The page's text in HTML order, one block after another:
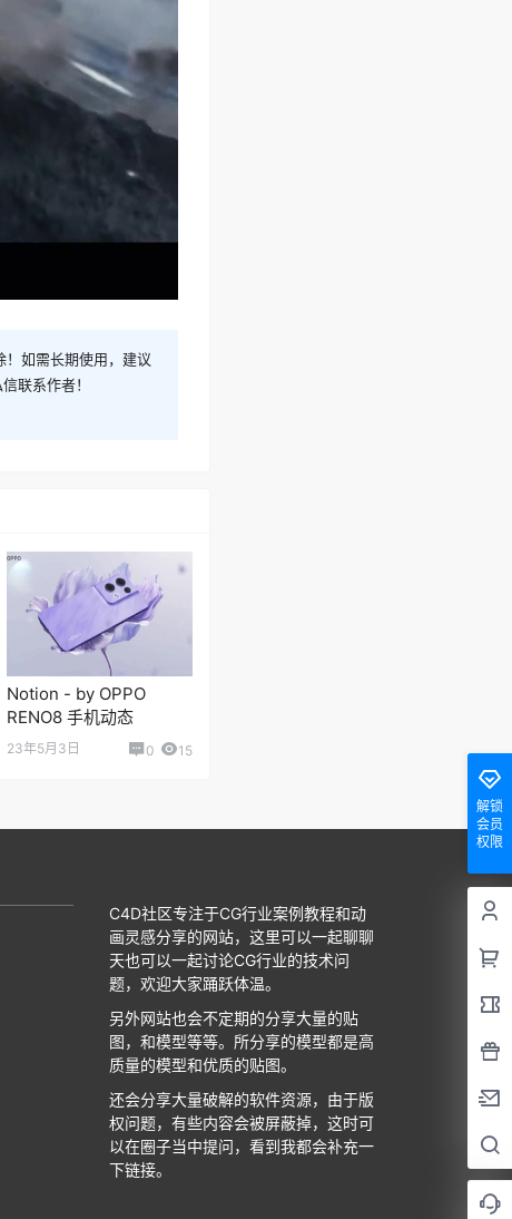
如需长期使用，建议
联系作者！
Notion - by OPPO
RENO8 手机动态
23年5月3日 0 15
解锁
会员
权限
C4D社区专注于CG行业案例教程和动
画灵感分享的网站，这里可以一起聊聊
天也可以一起讨论CG行业的技术问
题，欢迎大家踊跃体温。
另外网站也会不定期的分享大量的贴
图，和模型等等。所分享的模型都是高
质量的模型和优质的贴图。
还会分享大量破解的软件资源，由于版
权问题，有些内容会被屏蔽掉，这时可
以在圈子当中提问，看到我都会补充一
下链接。